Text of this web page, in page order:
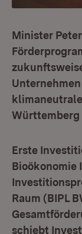
Minister
Württemberg
Erste
Bioökonomie
Raum (BIPL
schiebt